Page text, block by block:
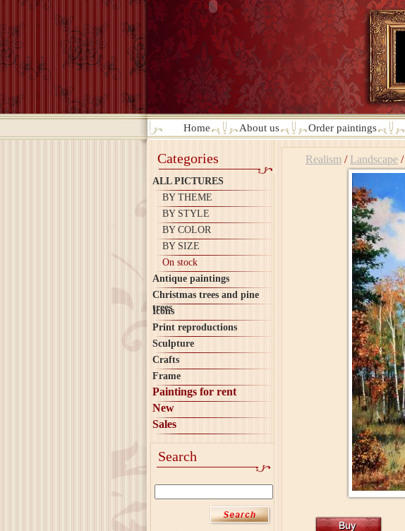
Home About us Order paintings
Categories
ALL PICTURES
BY THEME
BY STYLE
BY COLOR
BY SIZE
On stock
Antique paintings
Christmas trees and pine
trees
Icons
Print reproductions
Sculpture
Crafts
Frame
Paintings for rent
New
Sales
Search
Realism / Landscape /